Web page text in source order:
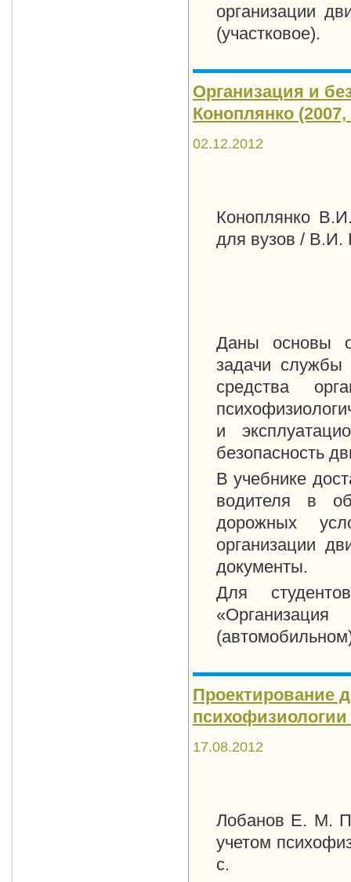
организации
(участковое).
Организация и
Коноплянко (2007,
02.12.2012
Коноплянко
для вузов /
Даны основы
задачи службы
средства
и
безопасность
В учебнике
водителя в
дорожных
организации
документы.
Для
Проектирование
17.08.2012
Лобанов Е. М.
учетом
с.